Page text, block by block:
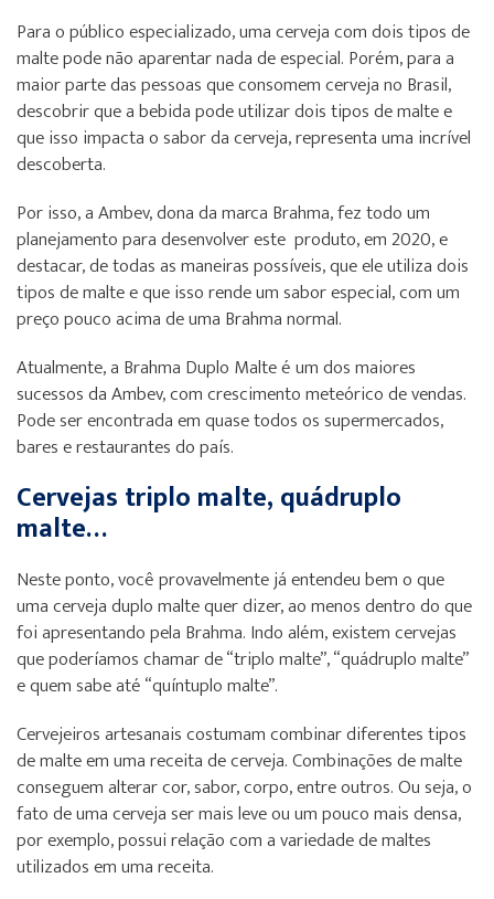
Para o público especializado, uma cerveja com dois tipos de
malte pode não aparentar nada de especial. Porém, para a
maior parte das pessoas que consomem cerveja no Brasil,
descobrir que a bebida pode utilizar dois tipos de malte e
que isso impacta o sabor da cerveja, representa uma incrível
descoberta.
Por isso, a Ambev, dona da marca Brahma, fez todo um
planejamento para desenvolver este produto, em 2020, e
destacar, de todas as maneiras possíveis, que ele utiliza dois
tipos de malte e que isso rende um sabor especial, com um
preço pouco acima de uma Brahma normal.
Atualmente, a Brahma Duplo Malte é um dos maiores
sucessos da Ambev, com crescimento meteórico de vendas.
Pode ser encontrada em quase todos os supermercados,
bares e restaurantes do país.
Cervejas triplo malte, quádruplo
malte…
Neste ponto, você provavelmente já entendeu bem o que
uma cerveja duplo malte quer dizer, ao menos dentro do que
foi apresentando pela Brahma. Indo além, existem cervejas
que poderíamos chamar de “triplo malte”, “quádruplo malte”
e quem sabe até “quíntuplo malte”.
Cervejeiros artesanais costumam combinar diferentes tipos
de malte em uma receita de cerveja. Combinações de malte
conseguem alterar cor, sabor, corpo, entre outros. Ou seja, o
fato de uma cerveja ser mais leve ou um pouco mais densa,
por exemplo, possui relação com a variedade de maltes
utilizados em uma receita.